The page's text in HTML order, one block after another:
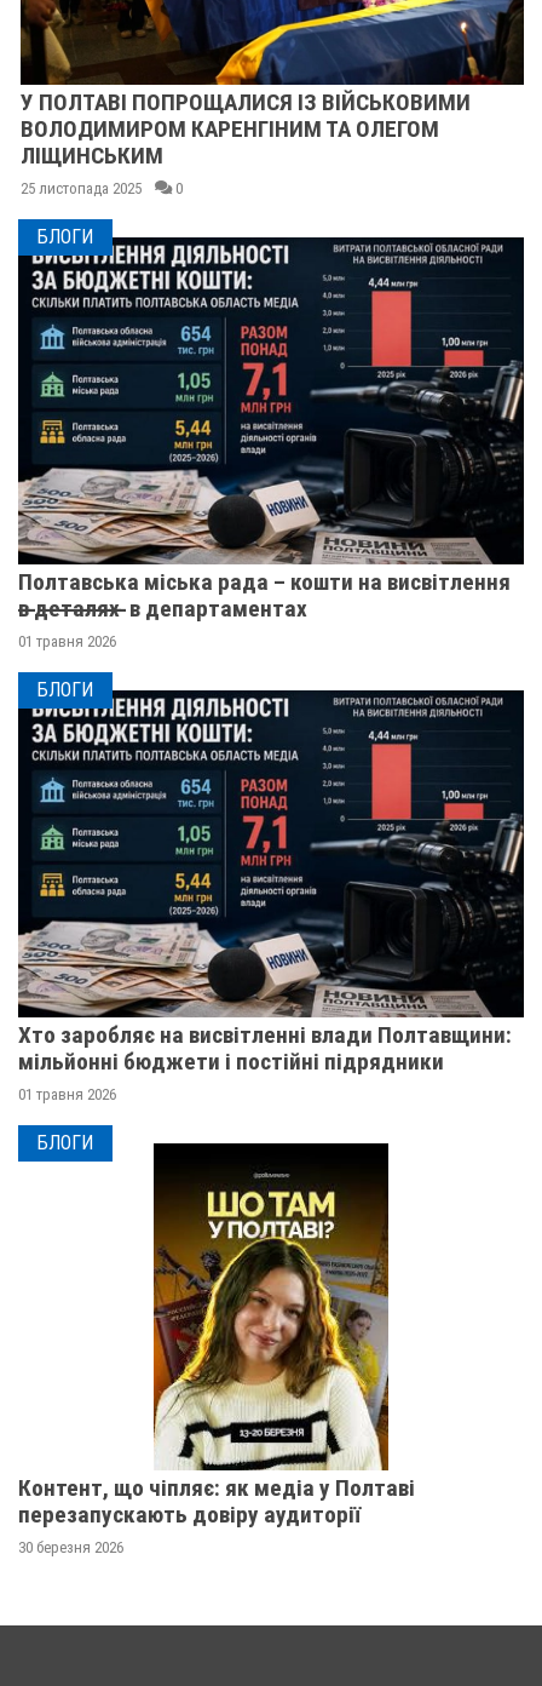
У ПОЛТАВІ ПОПРОЩАЛИСЯ ІЗ ВІЙСЬКОВИМИ
ВОЛОДИМИРОМ КАРЕНГІНИМ ТА ОЛЕГОМ
ЛІЩИНСЬКИМ
25 листопада 2025 0
БЛОГИ
Полтавська міська рада – кошти на висвітлення
в̶ ̶д̶е̶т̶а̶л̶я̶х̶ ̶ в департаментах
01 травня 2026
БЛОГИ
Хто заробляє на висвітленні влади Полтавщини:
мільйонні бюджети і постійні підрядники
01 травня 2026
БЛОГИ
Контент, що чіпляє: як медіа у Полтаві
перезапускають довіру аудиторії
30 березня 2026